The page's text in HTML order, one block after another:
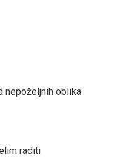
nepoželjnih oblika
raditi